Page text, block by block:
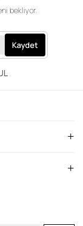
bekliyor.
Kaydet